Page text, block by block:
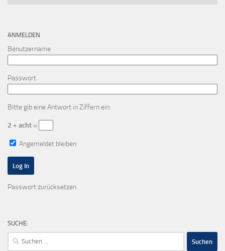
ANMELDEN
Benutzername
Passwort
Bitte gib eine Antwort in Ziffern ein:
2 + acht =
Angemeldet bleiben
Passwort zurücksetzen
SUCHE:
Suchen